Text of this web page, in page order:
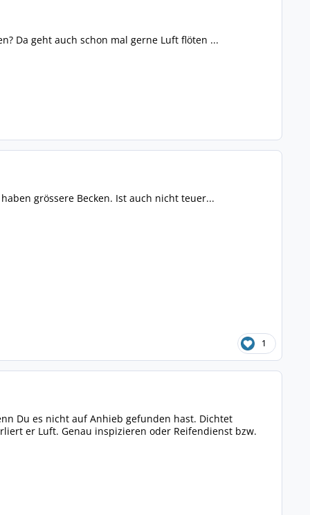
Da geht auch schon mal gerne Luft flöten ...
grössere Becken. Ist auch nicht teuer...
1
Du es nicht auf Anhieb gefunden hast. Dichtet
er Luft. Genau inspizieren oder Reifendienst bzw.